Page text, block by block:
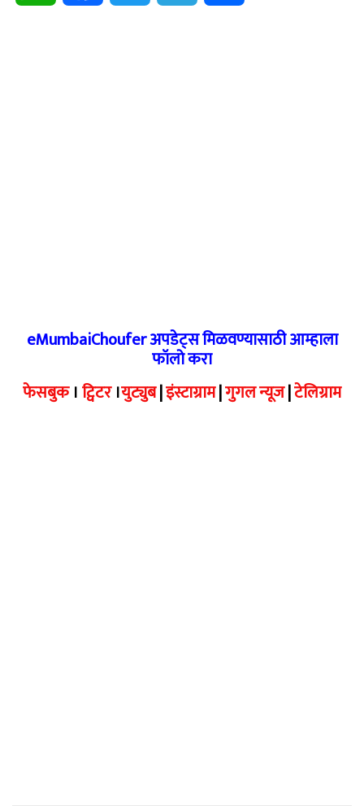
eMumbaiChoufer अपडेट्स मिळवण्यासाठी आम्हाला
फॉलो करा
फेसबुक।ट्विटर।युट्युब|इंस्टाग्राम|गुगल न्यूज|टेलिग्राम